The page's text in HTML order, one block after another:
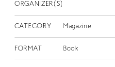
ORGANIZER(S)
CATEGORY Magazine
FORMAT Book